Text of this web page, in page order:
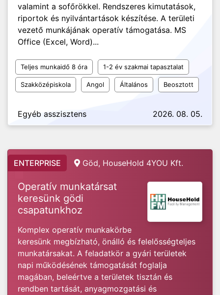
valamint a sofőrökkel. Rendszeres kimutatások,
riportok és nyilvántartások készítése. A területi
vezető munkájának operatív támogatása. MS
Office (Excel, Word)...
Teljes munkaidő 8 óra 1-2 év szakmai tapasztalat
Szakközépiskola Angol Általános Beosztott
Egyéb asszisztens 2026. 08. 05.
ENTERPRISE Göd, HouseHold 4YOU Kft.
Operatív munkatársat
keresünk gödi
csapatunkhoz
Komplex operatív munkakörbe
keresünk megbízható, önálló és felelősségteljes
munkatársakat. A feladatkör a gyári területek
napi működésének támogatását foglalja
magában, beleértve a területek tisztán és
rendben tartását, anyagmozgatási és